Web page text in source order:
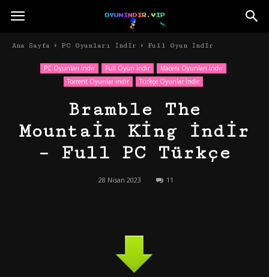
Ana Sayfa PC Oyunları İndir Full Oyun İndir
PC Oyunları İndir Full Oyun İndir
Macera Oyunları İndir
Torrent Oyunlar indir
Türkçe Oyunlar İndir
Bramble The
Mountain King İndir
– Full PC Türkçe
28 Nisan 2023 11